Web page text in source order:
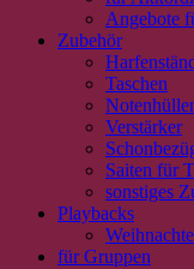
Angebote
Zubehör
Taschen
Verstärker
Saiten für
sonstiges
Playbacks
für Gruppen